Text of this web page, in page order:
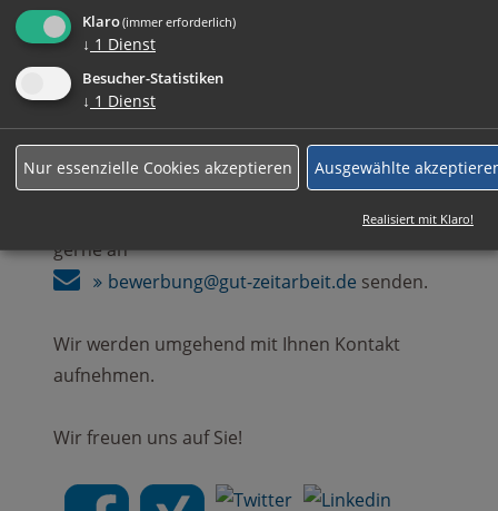
Rufen Sie uns einfach an:
+49 (0)89 590 68 65-0
Ihre komplette Bewerbung können Sie auch
gerne an
bewerbung@gut-zeitarbeit.de senden.
Wir werden umgehend mit Ihnen Kontakt
aufnehmen.
Wir freuen uns auf Sie!
Klaro(immer erforderlich)
↓ 1 Dienst
Besucher-Statistiken
↓ 1 Dienst
Nur essenzielle Cookies akzeptieren Ausgewählte
Realisiert mit Klaro!